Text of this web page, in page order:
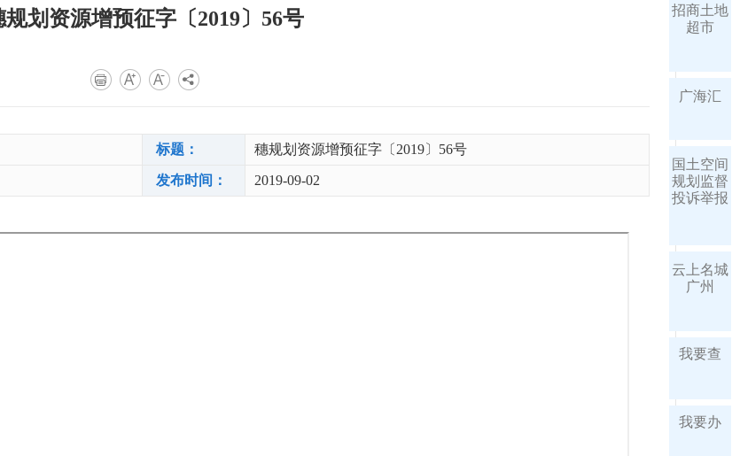
规划资源增预征字〔2019〕56号
标题： 穗规划资源增预征字〔2019〕56号
发布时间： 2019-09-02
招商土地
超市
广海汇
国土空间
规划监督
投诉举报
云上名城
广州
我要查
我要办